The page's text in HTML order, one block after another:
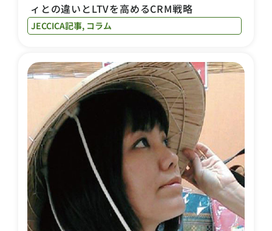
ィとの違いとLTVを高めるCRM戦略
JECCICA記事, コラム